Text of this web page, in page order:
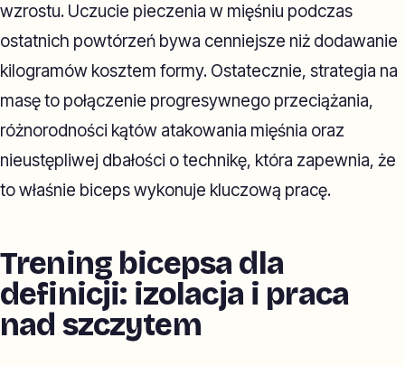
wzrostu. Uczucie pieczenia w mięśniu podczas
ostatnich powtórzeń bywa cenniejsze niż dodawanie
kilogramów kosztem formy. Ostatecznie, strategia na
masę to połączenie progresywnego przeciążania,
różnorodności kątów atakowania mięśnia oraz
nieustępliwej dbałości o technikę, która zapewnia, że
to właśnie biceps wykonuje kluczową pracę.
Trening bicepsa dla
definicji: izolacja i praca
nad szczytem